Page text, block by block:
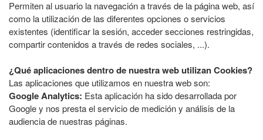
Permiten al usuario la navegación a través de la página web, así
como la utilización de las diferentes opciones o servicios
existentes (identificar la sesión, acceder secciones restringidas,
compartir contenidos a través de redes sociales, ...).
¿Qué aplicaciones dentro de nuestra web utilizan Cookies?
Las aplicaciones que utilizamos en nuestra web son:
Google Analytics: Esta aplicación ha sido desarrollada por
Google y nos presta el servicio de medición y análisis de la
audiencia de nuestras páginas.